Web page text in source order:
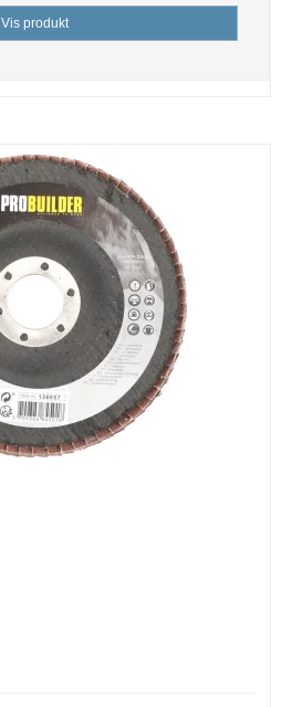
Vis produkt